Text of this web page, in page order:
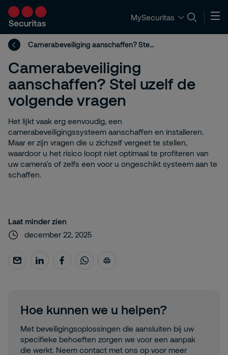
MySecuritas
Camerabeveiliging aanschaffen? Stel uzelf de volgende vragen
Camerabeveiliging
aanschaffen? Stel uzelf de
volgende vragen
Het lijkt vaak erg eenvoudig, een
camerabeveiligingssysteem aanschaffen en installeren.
Maar er zijn vragen die u zichzelf vergeet te stellen,
waardoor u het risico loopt niet optimaal te profiteren van
uw camera’s of zelfs een voor u ongeschikt systeem aan te
schaffen.
Laat minder zien
december 22, 2025
Hoe kunnen we u helpen?
Met beveiligingsoplossingen die aansluiten bij uw
specifieke behoeften zorgen we voor een aanpak
die werkt. Neem contact met ons op voor meer